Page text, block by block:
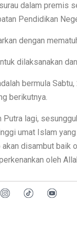
dalam premis
Pendidikan
dengan
dilaksanakan
bermula
berikutnya.
Putra lagi,
umat Islam
disambut baik
oleh